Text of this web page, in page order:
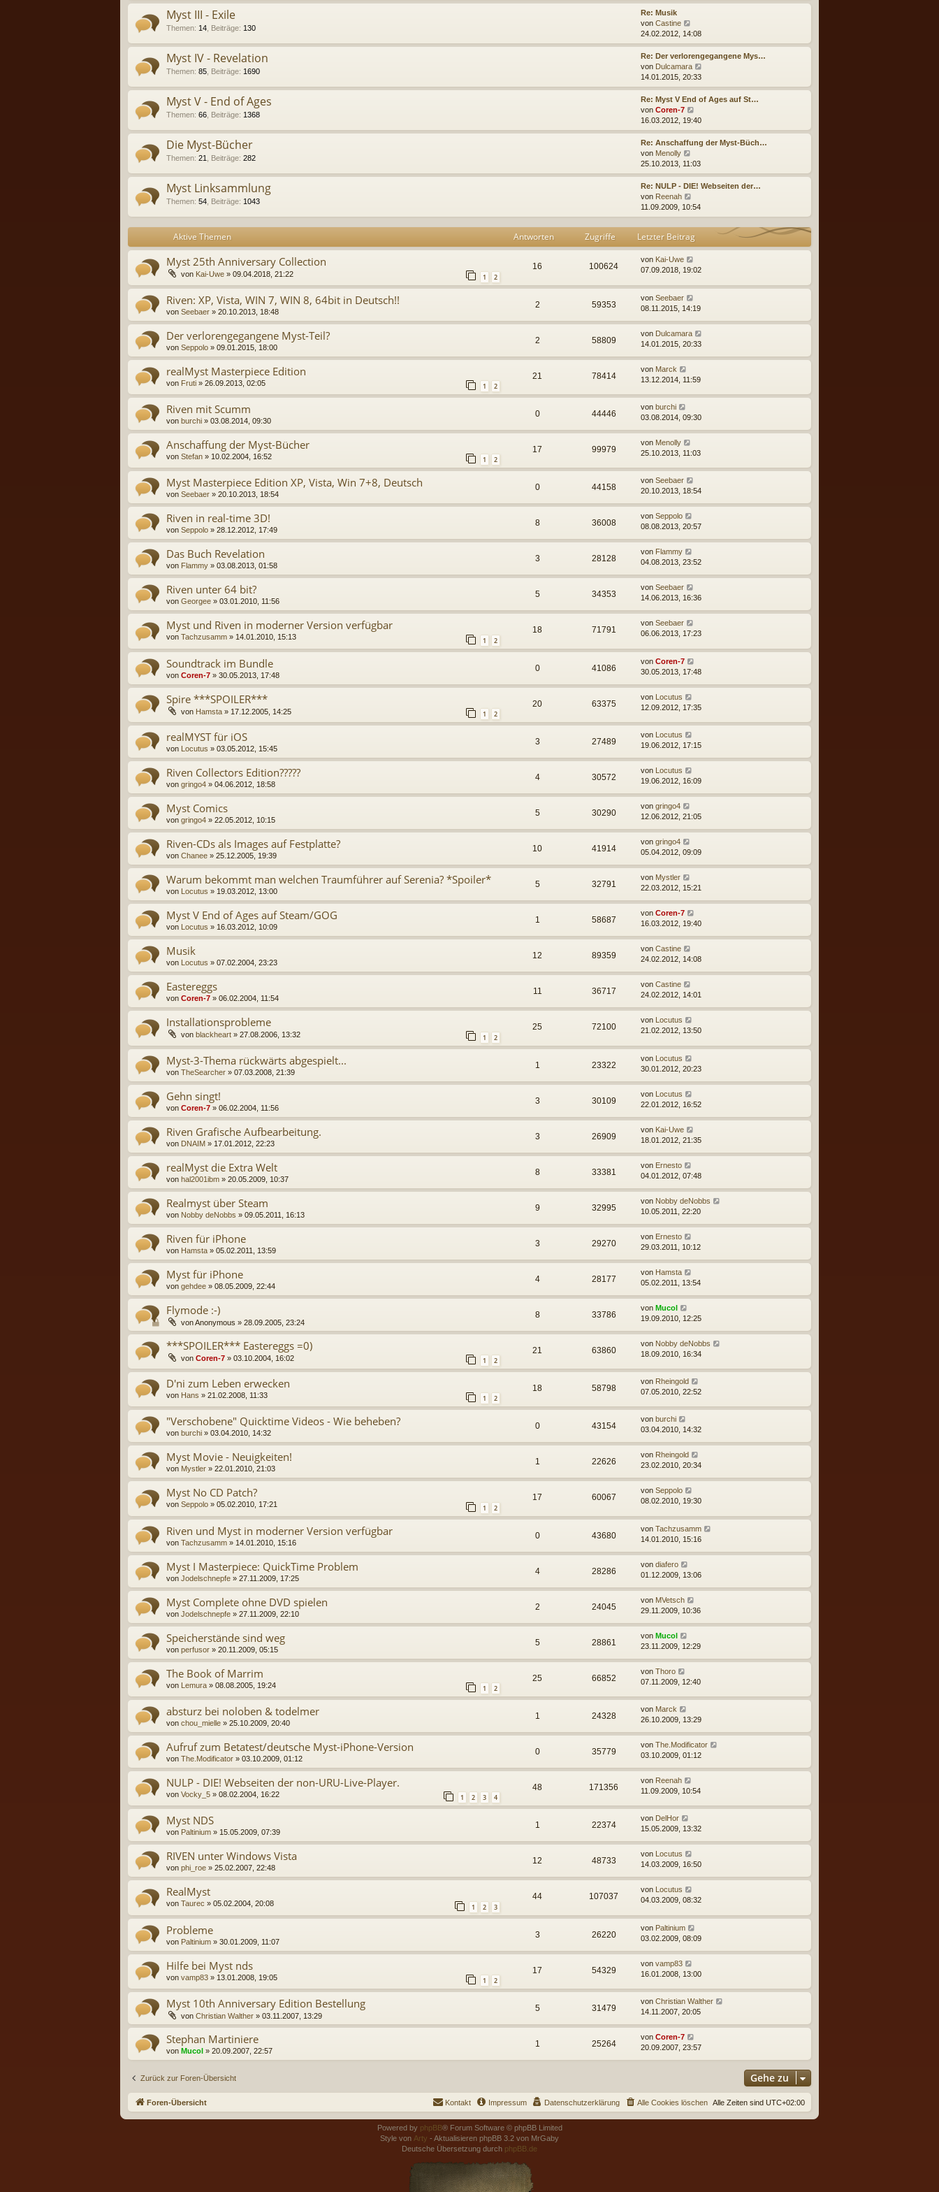
e
r
a
g
t
e
B
e
r
g
Myst III - Exile
Themen: 14 Beiträge: 130
Re: Musik
von Castine
e
u
e
s
t
e
B
e
r
g
24.02.2012, 14:08
Myst IV - Revelation
Themen: 85 Beiträge: 1690
Re: Der verlorengegangene Mys…
von Dulcamara
u
e
e
B
r
14.01.2015, 20:33
Myst V - End of Ages
Themen: 66 Beiträge: 1368
Re: Myst V End of Ages auf St…
von Coren-7
e
u
e
t
e
r
e
r
a
16.03.2012, 19:40
Die Myst-Bücher
Themen: 21 Beiträge: 282
Re: Anschaffung der Myst-Büch…
von Menolly
e
u
e
t
e
r
B
e
i
t
a
g
25.10.2013, 11:03
Myst Linksammlung
Themen: 54 Beiträge: 1043
Re: NULP - DIE! Webseiten der…
von Reenah
e
u
e
s
t
e
r
e
i
t
r
a
g
11.09.2009, 10:54
Aktive Themen Antworten Zugriffe Letzter Beitrag
Myst 25th Anniversary Collection
von Kai-Uwe » 09.04.2018, 21:22 1 2
16 100624
von Kai-Uwe
07.09.2018, 19:02
Riven: XP, Vista, WIN 7, WIN 8, 64bit in Deutsch!!
von Seebaer » 20.10.2013, 18:48
2 59353
von Seebaer
08.11.2015, 14:19
Der verlorengegangene Myst-Teil?
von Seppolo » 09.01.2015, 18:00
2 58809
von Dulcamara
14.01.2015, 20:33
realMyst Masterpiece Edition
von Fruti » 26.09.2013, 02:05 1 2
21 78414
von Marck
13.12.2014, 11:59
Riven mit Scumm
von burchi » 03.08.2014, 09:30
0 44446
von burchi
03.08.2014, 09:30
Anschaffung der Myst-Bücher
von Stefan » 10.02.2004, 16:52 1 2
17 99979
von Menolly
25.10.2013, 11:03
Myst Masterpiece Edition XP, Vista, Win 7+8, Deutsch
von Seebaer » 20.10.2013, 18:54
0 44158
von Seebaer
20.10.2013, 18:54
Riven in real-time 3D!
von Seppolo » 28.12.2012, 17:49
8 36008
von Seppolo
08.08.2013, 20:57
Das Buch Revelation
von Flammy » 03.08.2013, 01:58
3 28128
von Flammy
04.08.2013, 23:52
Riven unter 64 bit?
von Georgee » 03.01.2010, 11:56
5 34353
von Seebaer
14.06.2013, 16:36
Myst und Riven in moderner Version verfügbar
von Tachzusamm » 14.01.2010, 15:13 1 2
18 71791
von Seebaer
06.06.2013, 17:23
Soundtrack im Bundle
von Coren-7 » 30.05.2013, 17:48
0 41086
von Coren-7
30.05.2013, 17:48
Spire ***SPOILER***
von Hamsta » 17.12.2005, 14:25 1 2
20 63375
von Locutus
12.09.2012, 17:35
realMYST für iOS
von Locutus » 03.05.2012, 15:45
3 27489
von Locutus
19.06.2012, 17:15
Riven Collectors Edition?????
von gringo4 » 04.06.2012, 18:58
4 30572
von Locutus
19.06.2012, 16:09
Myst Comics
von gringo4 » 22.05.2012, 10:15
5 30290
von gringo4
12.06.2012, 21:05
Riven-CDs als Images auf Festplatte?
von Chanee » 25.12.2005, 19:39
10 41914
von gringo4
05.04.2012, 09:09
Warum bekommt man welchen Traumführer auf Serenia? *Spoiler*
von Locutus » 19.03.2012, 13:00
5 32791
von Mystler
22.03.2012, 15:21
Myst V End of Ages auf Steam/GOG
von Locutus » 16.03.2012, 10:09
1 58687
von Coren-7
16.03.2012, 19:40
Musik
von Locutus » 07.02.2004, 23:23
12 89359
von Castine
24.02.2012, 14:08
Eastereggs
von Coren-7 » 06.02.2004, 11:54
11 36717
von Castine
24.02.2012, 14:01
Installationsprobleme
von blackheart » 27.08.2006, 13:32 1 2
25 72100
von Locutus
21.02.2012, 13:50
Myst-3-Thema rückwärts abgespielt...
von TheSearcher » 07.03.2008, 21:39
1 23322
von Locutus
30.01.2012, 20:23
Gehn singt!
von Coren-7 » 06.02.2004, 11:56
3 30109
von Locutus
22.01.2012, 16:52
Riven Grafische Aufbearbeitung.
von DNAIM » 17.01.2012, 22:23
3 26909
von Kai-Uwe
18.01.2012, 21:35
realMyst die Extra Welt
von hal2001ibm » 20.05.2009, 10:37
8 33381
von Ernesto
04.01.2012, 07:48
Realmyst über Steam
von Nobby deNobbs » 09.05.2011, 16:13
9 32995
von Nobby deNobbs
10.05.2011, 22:20
Riven für iPhone
von Hamsta » 05.02.2011, 13:59
3 29270
von Ernesto
29.03.2011, 10:12
Myst für iPhone
von gehdee » 08.05.2009, 22:44
4 28177
von Hamsta
05.02.2011, 13:54
Flymode :-)
vonAnonymous » 28.09.2005, 23:24
8 33786
von Mucol
19.09.2010, 12:25
***SPOILER*** Eastereggs =0)
von Coren-7 » 03.10.2004, 16:02 1 2
21 63860
von Nobby deNobbs
18.09.2010, 16:34
D'ni zum Leben erwecken
von Hans » 21.02.2008, 11:33 1 2
18 58798
von Rheingold
07.05.2010, 22:52
"Verschobene" Quicktime Videos - Wie beheben?
von burchi » 03.04.2010, 14:32
0 43154
von burchi
03.04.2010, 14:32
Myst Movie - Neuigkeiten!
von Mystler » 22.01.2010, 21:03
1 22626
von Rheingold
23.02.2010, 20:34
Myst No CD Patch?
von Seppolo » 05.02.2010, 17:21 1 2
17 60067
von Seppolo
08.02.2010, 19:30
Riven und Myst in moderner Version verfügbar
von Tachzusamm » 14.01.2010, 15:16
0 43680
von Tachzusamm
14.01.2010, 15:16
Myst I Masterpiece: QuickTime Problem
von Jodelschnepfe » 27.11.2009, 17:25
4 28286
von diafero
01.12.2009, 13:06
Myst Complete ohne DVD spielen
von Jodelschnepfe » 27.11.2009, 22:10
2 24045
von MVetsch
29.11.2009, 10:36
Speicherstände sind weg
von perfusor » 20.11.2009, 05:15
5 28861
von Mucol
23.11.2009, 12:29
The Book of Marrim
von Lemura » 08.08.2005, 19:24 1 2
25 66852
von Thoro
07.11.2009, 12:40
absturz bei noloben & todelmer
von chou_mielle » 25.10.2009, 20:40
1 24328
von Marck
26.10.2009, 13:29
Aufruf zum Betatest/deutsche Myst-iPhone-Version
von The.Modificator » 03.10.2009, 01:12
0 35779
von The.Modificator
03.10.2009, 01:12
NULP - DIE! Webseiten der non-URU-Live-Player.
von Vocky_5 » 08.02.2004, 16:22 1 2 3 4
48 171356
von Reenah
11.09.2009, 10:54
Myst NDS
von Paltinium » 15.05.2009, 07:39
1 22374
von DelHor
15.05.2009, 13:32
RIVEN unter Windows Vista
von phi_roe » 25.02.2007, 22:48
12 48733
von Locutus
14.03.2009, 16:50
RealMyst
von Taurec » 05.02.2004, 20:08 1 2 3
44 107037
von Locutus
04.03.2009, 08:32
Probleme
von Paltinium » 30.01.2009, 11:07
3 26220
von Paltinium
03.02.2009, 08:09
Hilfe bei Myst nds
von vamp83 » 13.01.2008, 19:05 1 2
17 54329
von vamp83
16.01.2008, 13:00
Myst 10th Anniversary Edition Bestellung
von Christian Walther » 03.11.2007, 13:29
5 31479
von Christian Walther
14.11.2007, 20:05
Stephan Martiniere
von Mucol » 20.09.2007, 22:57
1 25264
von Coren-7
20.09.2007, 23:57
Zurück zur Foren-Übersicht Gehe zu
Foren-Übersicht Alle Zeiten sind UTC+02:00
Alle Cookies löschen
Datenschutzerklärung
Impressum
Kontakt
Powered by phpBB® Forum Software © phpBB Limited
Style von Arty - Aktualisieren phpBB 3.2 von MrGaby
Deutsche Übersetzung durch phpBB.de